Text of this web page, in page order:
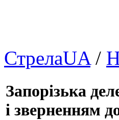
СтрелаUA/
Запорізька
і зверненням